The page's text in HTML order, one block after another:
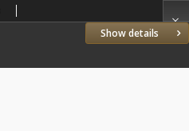
Show details